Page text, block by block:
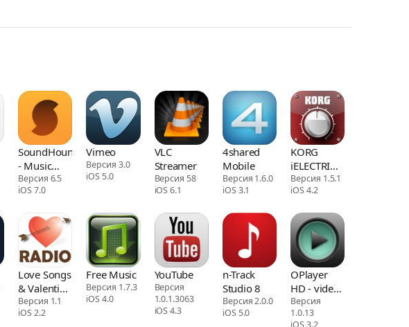
SoundHound
- Music
Discovery
Версия 6.5
iOS 7.0
Vimeo
Версия 3.0
iOS 5.0
VLC
Streamer
Версия 58
iOS 6.1
4shared
Mobile
Версия 1.6.0
iOS 3.1
KORG
iELECTRIBE
for iPad
Версия 1.5.1
iOS 4.2
Love Songs
& Valentine
RADIO
Версия 1.1
iOS 2.2
Free Music
Версия 1.7.3
iOS 4.0
YouTube
Версия
1.0.1.3063
iOS 4.3
n-Track
Studio 8
Версия 2.0.0
iOS 5.0
OPlayer
HD - video
player
Версия
1.0.13
iOS 3.2